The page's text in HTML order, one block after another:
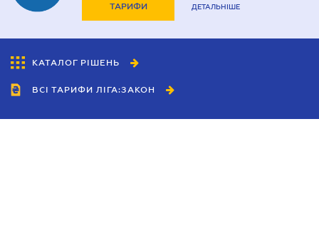
ТАРИФИ ДЕТАЛЬНІШЕ
КАТАЛОГ РІШЕНЬ
ВСІ ТАРИФИ ЛІГА:ЗАКОН